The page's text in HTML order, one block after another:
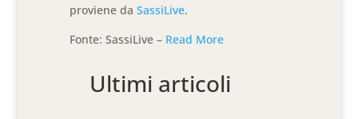
proviene daSassiLive.
Fonte: SassiLive – Read More
Ultimi articoli